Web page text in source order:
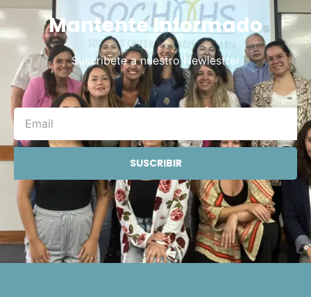
Mantente Informado
Suscribete a nuestro Newlestter
SUSCRIBIR